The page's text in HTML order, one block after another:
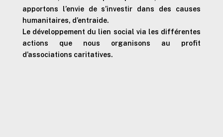
apportons l’envie de s’investir dans des causes
humanitaires, d’entraide.
Le développement du lien social via les différentes
actions que nous organisons au profit
d’associations caritatives.